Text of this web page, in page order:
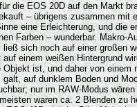
die EOS 20D auf den Markt
– übrigens zusammen mit
eine Erleichterung, und die
Farben – wunderbar. Makro-
sich noch auf einer großen
einem weißen Hintergrund
ist, und daher von einem
auf dunklem Boden und
nur im RAW-Modus
waren ca. 2 Blenden zu